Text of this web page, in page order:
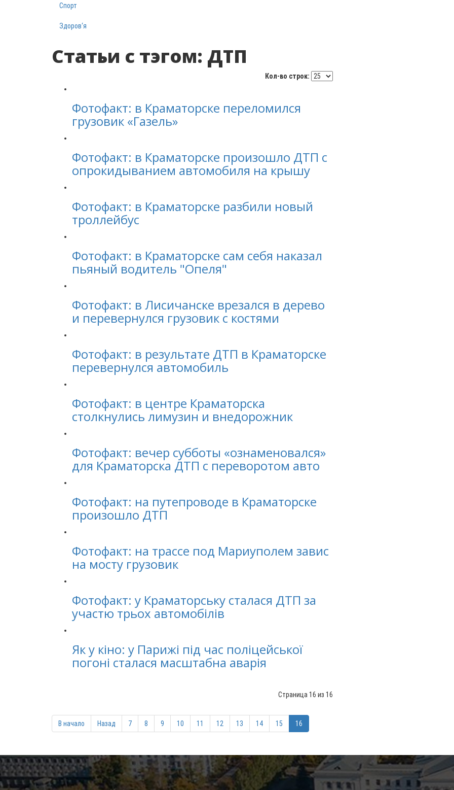
Спорт
Здоров‘я
Статьи с тэгом: ДТП
Кол-во строк:
Фотофакт: в Краматорске переломился
грузовик «Газель»
Фотофакт: в Краматорске произошло ДТП с
опрокидыванием автомобиля на крышу
Фотофакт: в Краматорске разбили новый
троллейбус
Фотофакт: в Краматорске сам себя наказал
пьяный водитель "Опеля"
Фотофакт: в Лисичанске врезался в дерево
и перевернулся грузовик с костями
Фотофакт: в результате ДТП в Краматорске
перевернулся автомобиль
Фотофакт: в центре Краматорска
столкнулись лимузин и внедорожник
Фотофакт: вечер субботы «ознаменовался»
для Краматорска ДТП с переворотом авто
Фотофакт: на путепроводе в Краматорске
произошло ДТП
Фотофакт: на трассе под Мариуполем завис
на мосту грузовик
Фотофакт: у Краматорську сталася ДТП за
участю трьох автомобілів
Як у кіно: у Парижі під час поліцейської
погоні сталася масштабна аварія
Страница 16 из 16
В начало Назад 7 8 9 10 11 12 13 14 15 16